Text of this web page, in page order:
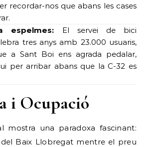
recordar-nos que abans les cases
espelmes: El servei de bici
tres anys amb 23.000 usuaris,
a Sant Boi ens agrada pedalar,
per arribar abans que la C-32 es
i Ocupació
mostra una paradoxa fascinant:
Baix Llobregat mentre el preu